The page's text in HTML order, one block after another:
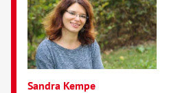
Sandra Kempe